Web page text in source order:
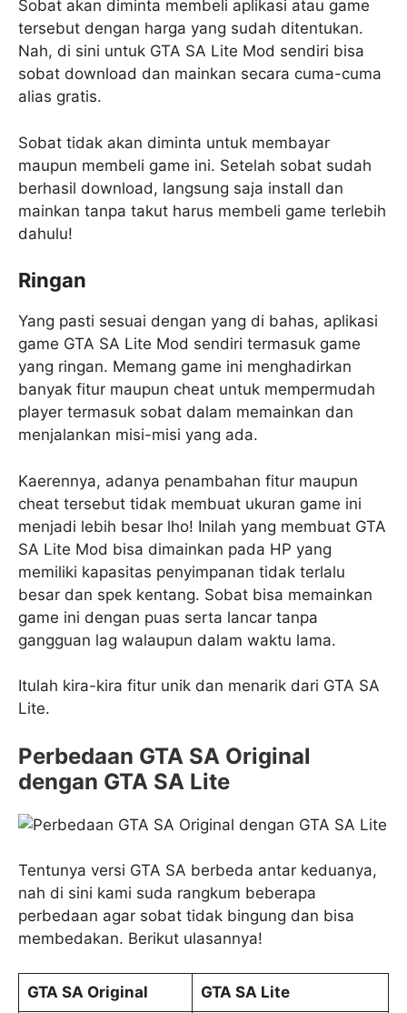
Sobat akan diminta membeli aplikasi atau game
tersebut dengan harga yang sudah ditentukan.
Nah, di sini untuk GTA SA Lite Mod sendiri bisa
sobat download dan mainkan secara cuma-cuma
alias gratis.
Sobat tidak akan diminta untuk membayar
maupun membeli game ini. Setelah sobat sudah
berhasil download, langsung saja install dan
mainkan tanpa takut harus membeli game terlebih
dahulu!
Ringan
Yang pasti sesuai dengan yang di bahas, aplikasi
game GTA SA Lite Mod sendiri termasuk game
yang ringan. Memang game ini menghadirkan
banyak fitur maupun cheat untuk mempermudah
player termasuk sobat dalam memainkan dan
menjalankan misi-misi yang ada.
Kaerennya, adanya penambahan fitur maupun
cheat tersebut tidak membuat ukuran game ini
menjadi lebih besar lho! Inilah yang membuat GTA
SA Lite Mod bisa dimainkan pada HP yang
memiliki kapasitas penyimpanan tidak terlalu
besar dan spek kentang. Sobat bisa memainkan
game ini dengan puas serta lancar tanpa
gangguan lag walaupun dalam waktu lama.
Itulah kira-kira fitur unik dan menarik dari GTA SA
Lite.
Perbedaan GTA SA Original
dengan GTA SA Lite
Tentunya versi GTA SA berbeda antar keduanya,
nah di sini kami suda rangkum beberapa
perbedaan agar sobat tidak bingung dan bisa
membedakan. Berikut ulasannya!
GTA SA Original GTA SA Lite